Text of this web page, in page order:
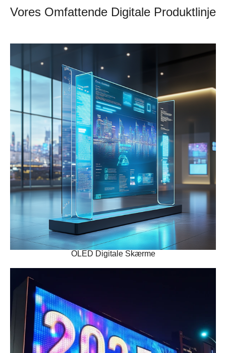
Vores Omfattende Digitale Produktlinje
OLED Digitale Skærme